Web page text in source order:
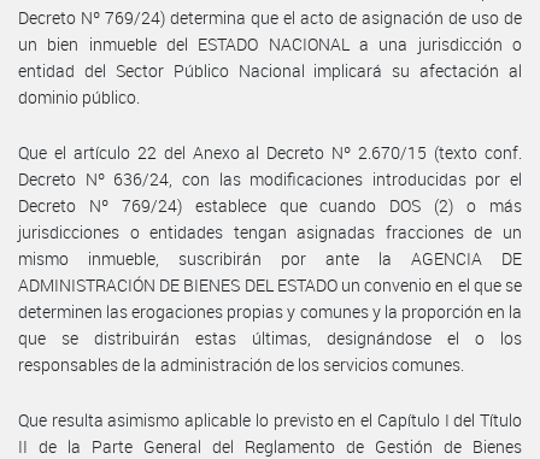
Decreto Nº 769/24) determina que el acto de asignación de uso de
un bien inmueble del ESTADO NACIONAL a una jurisdicción o
entidad del Sector Público Nacional implicará su afectación al
dominio público.
Que el artículo 22 del Anexo al Decreto Nº 2.670/15 (texto conf.
Decreto Nº 636/24, con las modificaciones introducidas por el
Decreto Nº 769/24) establece que cuando DOS (2) o más
jurisdicciones o entidades tengan asignadas fracciones de un
mismo inmueble, suscribirán por ante la AGENCIA DE
ADMINISTRACIÓN DE BIENES DEL ESTADO un convenio en el que se
determinen las erogaciones propias y comunes y la proporción en la
que se distribuirán estas últimas, designándose el o los
responsables de la administración de los servicios comunes.
Que resulta asimismo aplicable lo previsto en el Capítulo I del Título
II de la Parte General del Reglamento de Gestión de Bienes